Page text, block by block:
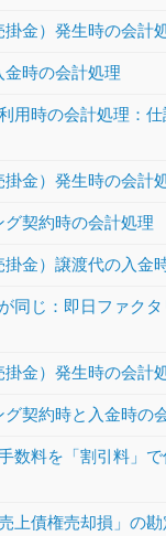
掛金）発生時の会計
金時の会計処理
用時の会計処理：
掛金）発生時の会計
グ契約時の会計処理
掛金）譲渡代の入金
同じ：即日ファク
掛金）発生時の会計
グ契約時と入金時の
数料を「割引料」
上債権売却損」の